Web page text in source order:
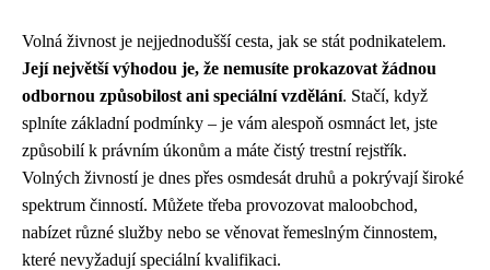
Volná živnost je nejjednodušší cesta, jak se stát podnikatelem.
Její největší výhodou je, že nemusíte prokazovat žádnou
odbornou způsobilost ani speciální vzdělání. Stačí, když
splníte základní podmínky – je vám alespoň osmnáct let, jste
způsobilí k právním úkonům a máte čistý trestní rejstřík.
Volných živností je dnes přes osmdesát druhů a pokrývají široké
spektrum činností. Můžete třeba provozovat maloobchod,
nabízet různé služby nebo se věnovat řemeslným činnostem,
které nevyžadují speciální kvalifikaci.